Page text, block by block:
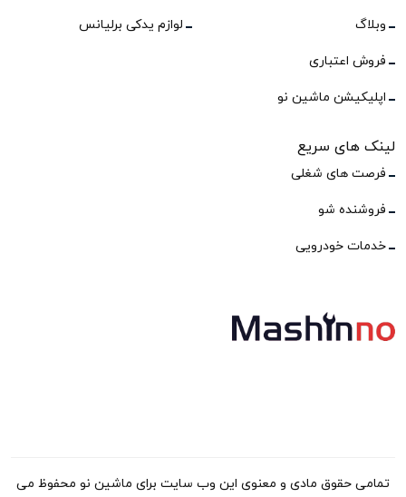
وبلاگ
فروش اعتباری
اپلیکیشن ماشین نو
لوازم یدکی برلیانس
لینک های سریع
فرصت های شغلی
فروشنده شو
خدمات خودرویی
تمامی حقوق مادی و معنوی این وب سایت برای ماشین نو محفوظ می